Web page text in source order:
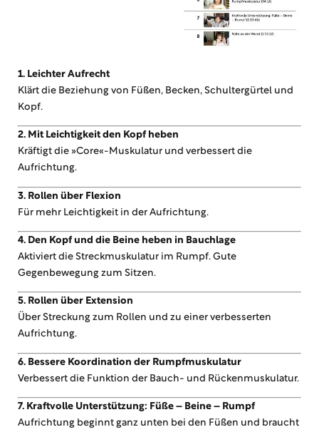
1. Leichter Aufrecht
Klärt die Beziehung von Füßen, Becken, Schultergürtel und
Kopf.
2. Mit Leichtigkeit den Kopf heben
Kräftigt die »Core«-Muskulatur und verbessert die
Aufrichtung.
3. Rollen über Flexion
Für mehr Leichtigkeit in der Aufrichtung.
4. Den Kopf und die Beine heben in Bauchlage
Aktiviert die Streckmuskulatur im Rumpf. Gute
Gegenbewegung zum Sitzen.
5. Rollen über Extension
Über Streckung zum Rollen und zu einer verbesserten
Aufrichtung.
6. Bessere Koordination der Rumpfmuskulatur
Verbessert die Funktion der Bauch- und Rückenmuskulatur.
7. Kraftvolle Unterstützung: Füße – Beine – Rumpf
Aufrichtung beginnt ganz unten bei den Füßen und braucht